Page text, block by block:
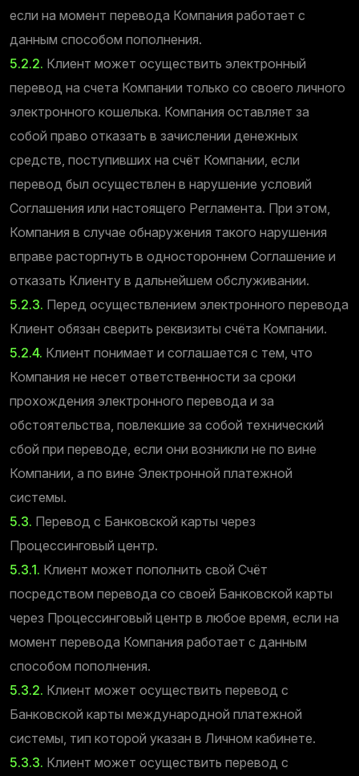
если на момент перевода Компания работает с
данным способом пополнения.
5.2.2. Клиент может осуществить электронный
перевод на счета Компании только со своего личного
электронного кошелька. Компания оставляет за
собой право отказать в зачислении денежных
средств, поступивших на счёт Компании, если
перевод был осуществлен в нарушение условий
Соглашения или настоящего Регламента. При этом,
Компания в случае обнаружения такого нарушения
вправе расторгнуть в одностороннем Соглашение и
отказать Клиенту в дальнейшем обслуживании.
5.2.3. Перед осуществлением электронного перевода
Клиент обязан сверить реквизиты счёта Компании.
5.2.4. Клиент понимает и соглашается с тем, что
Компания не несет ответственности за сроки
прохождения электронного перевода и за
обстоятельства, повлекшие за собой технический
сбой при переводе, если они возникли не по вине
Компании, а по вине Электронной платежной
системы.
5.3. Перевод с Банковской карты через
Процессинговый центр.
5.3.1. Клиент может пополнить свой Счёт
посредством перевода со своей Банковской карты
через Процессинговый центр в любое время, если на
момент перевода Компания работает с данным
способом пополнения.
5.3.2. Клиент может осуществить перевод с
Банковской карты международной платежной
системы, тип которой указан в Личном кабинете.
5.3.3. Клиент может осуществить перевод с